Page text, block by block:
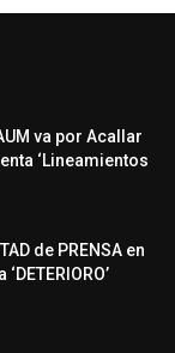
va por Acallar
‘Lineamientos
de PRENSA en